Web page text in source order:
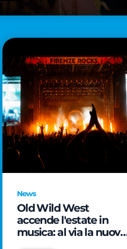
News
Old Wild West
accende l'estate in
musica: al via la nuova